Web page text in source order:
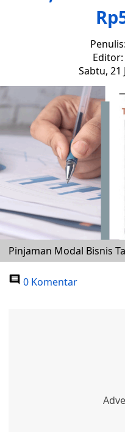
Penulis:
Sabtu, 21
Pinjaman Modal Bisnis
0 Komentar